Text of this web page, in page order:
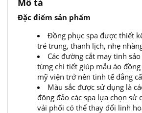
Mô tả
Đặc điểm sản phẩm
Đồng phục spa được thiết
trẻ trung, thanh lịch, nhẹ
Các đường cắt may tinh
từng chi tiết giúp mẫu áo
mỹ viện trở nên tinh tế đẳng
Màu sắc được sử dụng là
đông đảo các spa lựa chọn sử
vải phối có thể thay đổi linh